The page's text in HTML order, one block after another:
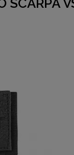
SCARPA